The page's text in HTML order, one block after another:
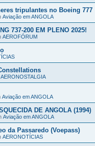
tripulantes no Boeing 777
Aviação em ANGOLA
737-200 EM PLENO 2025!
AEROFÓRUM
AERONOSTALGIA
Aviação em ANGOLA
DE ANGOLA (1994)
Aviação em ANGOLA
da Passaredo (Voepass)
AERONOTÍCIAS